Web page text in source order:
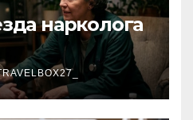
нарколога